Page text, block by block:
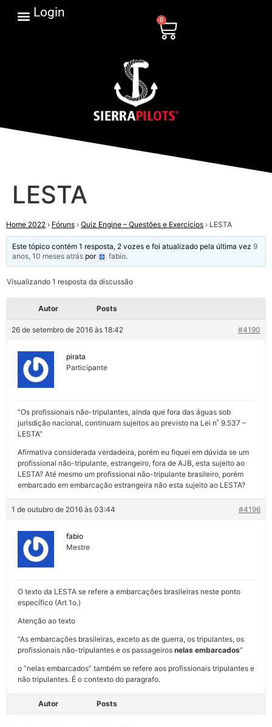
Login
0
LESTA
Home 2022 › Fóruns › Quiz Engine – Questões e Exercícios › LESTA
Este tópico contém 1 resposta, 2 vozes e foi atualizado pela última vez9
anos, 10 meses atrás por fabio.
Visualizando 1 resposta da discussão
Autor Posts
26 de setembro de 2016 às 18:42 #4190
pirata
Participante
“Os profissionais não-tripulantes, ainda que fora das águas sob
jurisdição nacional, continuam sujeitos ao previsto na Lei n˚ 9.537 –
LESTA”
Afirmativa considerada verdadeira, porém eu fiquei em dúvida se um
profissional não-tripulante, estrangeiro, fora de AJB, esta sujeito ao
LESTA? Até mesmo um profissional não-tripulante brasileiro, porém
embarcado em embarcação estrangeira não esta sujeito ao LESTA?
1 de outubro de 2016 às 03:44 #4196
fabio
Mestre
O texto da LESTA se refere a embarcações brasileiras neste ponto
específico (Art 1o.)
Atenção ao texto
“As embarcações brasileiras, exceto as de guerra, os tripulantes, os
profissionais não-tripulantes e os passageiros nelas embarcados”
o “nelas embarcados” também se refere aos profissionais tripulantes e
não tripulantes. É o contexto do paragrafo.
Autor Posts